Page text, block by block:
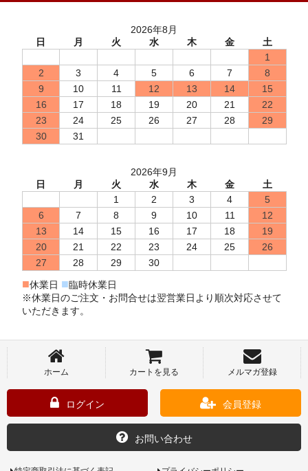
2026年8月
日
月 火 水 木 金
土
1
2
3 4 5 6 7
8
9
10 11 12 13 14
15
16
17 18 19 20 21
22
23
24 25 26 27 28
29
30
31
2026年9月
日
月 火 水 木 金
土
1
2 3 4
5
6
7 8 9 10 11
12
13
14 15 16 17 18
19
20
21 22 23 24 25
26
27
28 29 30
■休業日 ■臨時休業日
※休業日のご注文・お問合せは翌営業日より順次対応させて
いただきます。
ホーム カートを見る メルマガ登録
ログイン 会員登録
お問い合わせ